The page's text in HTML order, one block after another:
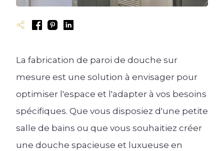
Meubles de cuisine
Plan de travail et crédence
Électroménager
Éclairage
Ressources
Blog univers Cuisine
Meubles TV
Blog univers Salon
La fabrication de paroi de douche sur
mesure est une solution à envisager pour
optimiser l'espace et l'adapter à vos besoins
spécifiques. Que vous disposiez d'une petite
salle de bains ou que vous souhaitiez créer
une douche spacieuse et luxueuse en